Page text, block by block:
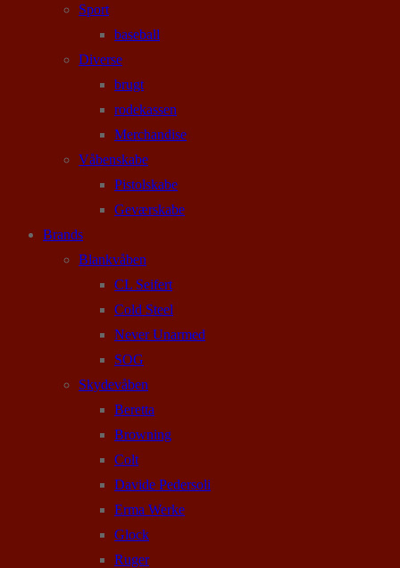
Sport
baseball
Diverse
brugt
rodekassen
Merchandise
Våbenskabe
Pistolskabe
Geværskabe
Brands
Blankvåben
CL Seifert
Cold Steel
Never Unarmed
SOG
Skydevåben
Beretta
Browning
Colt
Davide Pedersoli
Erma Werke
Glock
Ruger